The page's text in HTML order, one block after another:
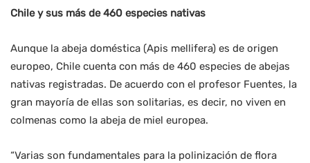
Chile y sus más de 460 especies nativas
Aunque la abeja doméstica (Apis mellifera) es de origen
europeo, Chile cuenta con más de 460 especies de abejas
nativas registradas. De acuerdo con el profesor Fuentes, la
gran mayoría de ellas son solitarias, es decir, no viven en
colmenas como la abeja de miel europea.
“Varias son fundamentales para la polinización de flora